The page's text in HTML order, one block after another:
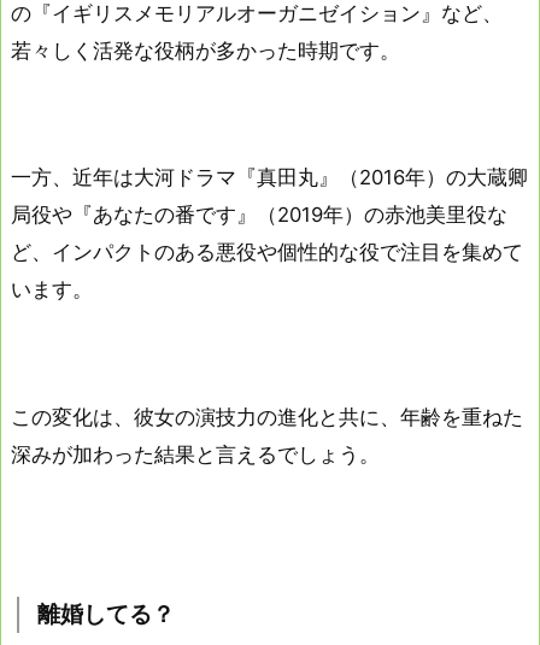
の『イギリスメモリアルオーガニゼイション』など、
若々しく活発な役柄が多かった時期です。
一方、近年は大河ドラマ『真田丸』（2016年）の大蔵卿
局役や『あなたの番です』（2019年）の赤池美里役な
ど、インパクトのある悪役や個性的な役で注目を集めて
います。
この変化は、彼女の演技力の進化と共に、年齢を重ねた
深みが加わった結果と言えるでしょう。
離婚してる？